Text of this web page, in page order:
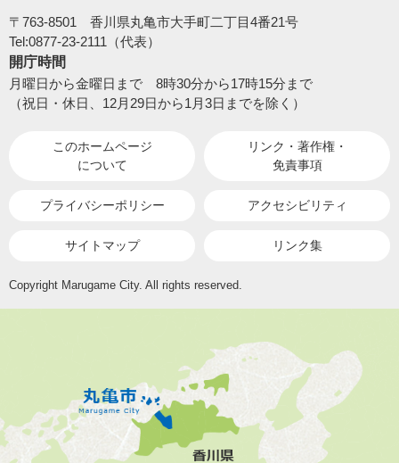
〒763-8501 香川県丸亀市大手町二丁目4番21号
Tel:0877-23-2111（代表）
開庁時間
月曜日から金曜日まで 8時30分から17時15分まで
（祝日・休日、12月29日から1月3日までを除く）
このホームページ
について
リンク・著作権・
免責事項
プライバシーポリシー アクセシビリティ
サイトマップ リンク集
Copyright Marugame City. All rights reserved.